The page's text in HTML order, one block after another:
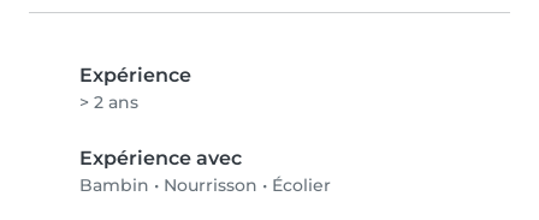
Expérience
> 2 ans
Expérience avec
Bambin • Nourrisson • Écolier